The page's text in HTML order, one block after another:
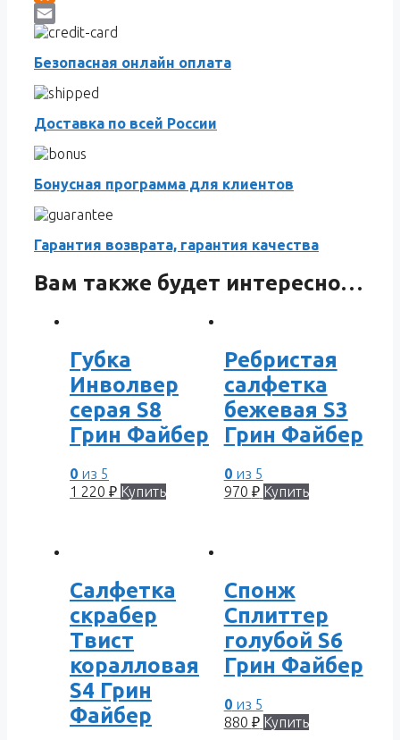
Odnoklassniki
Email
Безопасная онлайн оплата
Доставка по всей России
Бонусная программа для клиентов
Гарантия возврата, гарантия качества
Вам также будет интересно…
Губка
Инволвер
серая S8
Грин Файбер
0 из 5
1 220 ₽ Купить
Ребристая
салфетка
бежевая S3
Грин Файбер
0из 5
970 ₽ Купить
Салфетка
скрабер
Твист
коралловая
S4 Грин
Файбер
Спонж
Сплиттер
голубой S6
Грин Файбер
0из 5
880 ₽ Купить